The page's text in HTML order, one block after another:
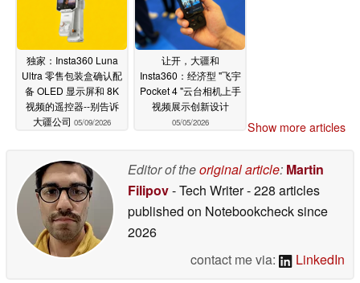
独家：Insta360 Luna
Ultra 零售包装盒确认配
备 OLED 显示屏和 8K
视频的遥控器--别告诉
大疆公司 05/09/2026
让开，大疆和
Insta360：经济型 "飞宇
Pocket 4 "云台相机上手
视频展示创新设计
05/05/2026 Show more articles
Editor of theoriginal article: Martin
Filipov- Tech Writer- 228 articles
published on Notebookchecksince
2026
contact me via:
LinkedIn